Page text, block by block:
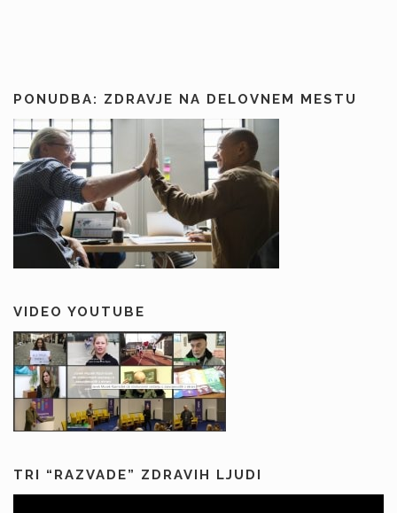
PONUDBA: ZDRAVJE NA DELOVNEM MESTU
VIDEO YOUTUBE
TRI “RAZVADE” ZDRAVIH LJUDI